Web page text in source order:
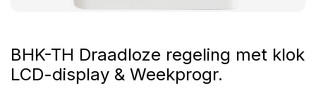
BHK-TH Draadloze regeling met klok
LCD-display & Weekprogr.